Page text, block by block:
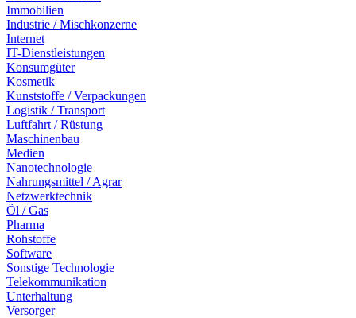
Immobilien
Industrie / Mischkonzerne
Internet
IT-Dienstleistungen
Konsumgüter
Kosmetik
Kunststoffe / Verpackungen
Logistik / Transport
Luftfahrt / Rüstung
Maschinenbau
Medien
Nanotechnologie
Nahrungsmittel / Agrar
Netzwerktechnik
Öl / Gas
Pharma
Rohstoffe
Software
Sonstige Technologie
Telekommunikation
Unterhaltung
Versorger